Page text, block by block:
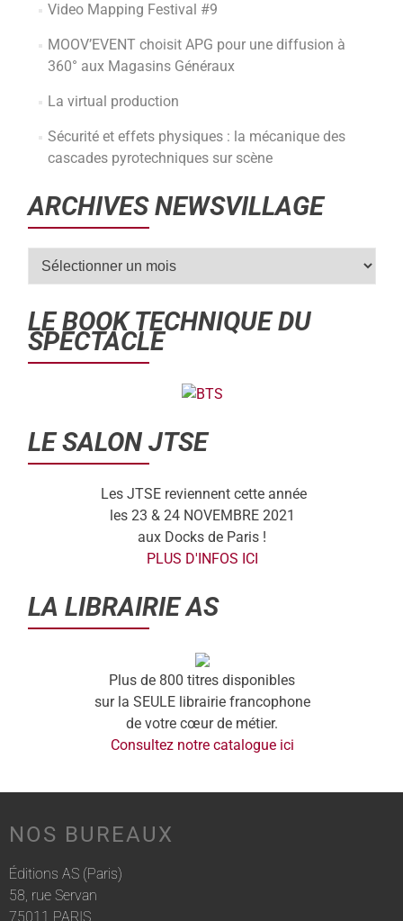
Video Mapping Festival #9
MOOV’EVENT choisit APG pour une diffusion à
360° aux Magasins Généraux
La virtual production
Sécurité et effets physiques : la mécanique des
cascades pyrotechniques sur scène
ARCHIVES NEWSVILLAGE
LE BOOK TECHNIQUE DU
SPECTACLE
LE SALON JTSE
Les JTSE reviennent cette année
les 23 & 24 NOVEMBRE 2021
aux Docks de Paris !
PLUS D'INFOS ICI
LA LIBRAIRIE AS
Plus de 800 titres disponibles
sur la SEULE librairie francophone
de votre cœur de métier.
Consultez notre catalogue ici
NOS BUREAUX
Éditions AS (Paris)
58, rue Servan
75011 PARIS